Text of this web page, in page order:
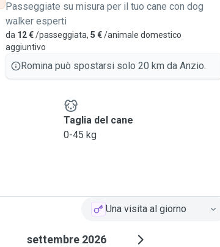
Passeggiate su misura per il tuo cane con dog
walker esperti
da 12 €/passeggiata, 5 €/animale domestico
aggiuntivo
Romina può spostarsi solo 20 km da Anzio.
Taglia del cane
0-45 kg
Una visita al giorno
settembre 2026